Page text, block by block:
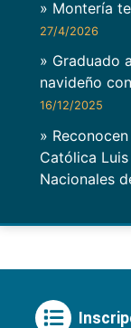
» Montería
27/4/2026
» Graduado
navideño
16/12/2025
»
Católica
Nacionales